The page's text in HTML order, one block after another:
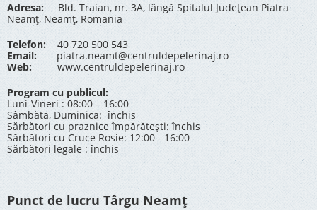
Adresa: Bld. Traian, nr. 3A, lângă Spitalul Județean Piatra
Neamț, Neamț, Romania
Telefon:40 720 500 543
Email:
piatra.neamt@centruldepelerinaj.ro
Web:
www.centruldepelerinaj.ro
Program cu publicul:
Luni-Vineri : 08:00 – 16:00
Sâmbăta, Duminica: închis
Sărbători cu praznice împărătești: închis
Sărbători cu Cruce Rosie: 12:00 - 16:00
Sărbători legale : închis
Punct de lucru Târgu Neamț